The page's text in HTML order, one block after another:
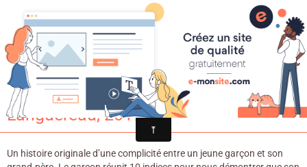
Croqu'livre
Mon papi est un extraterrestre / Emma
Robert & Rémi Saillard. - Gautier
Languereau, 2017
Un histoire originale d’une complicité entre un jeune garçon et son